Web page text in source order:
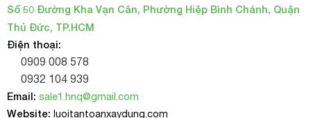
Số 50 Đường Kha Vạn Cân, Phường Hiệp Bình Chánh, Quận
Thủ Đức, TP.HCM
Điện thoại:
0909 008 578
0932 104 939
Email: sale1.hnq@gmail.com
Website: luoitantoanxaydung.com